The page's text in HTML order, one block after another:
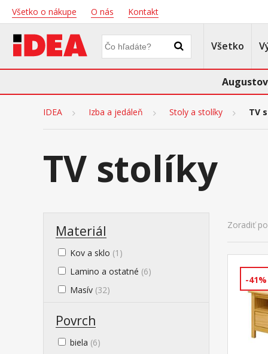
Všetko o nákupe O nás Kontakt
Všetko
IDEA Izba a jedáleň Stoly a stolíky TV
TV stolíky
Zoradiť
Materiál
Kov a sklo (1)
Lamino a ostatné (6)
Masív (32)
Povrch
biela (6)
-41%